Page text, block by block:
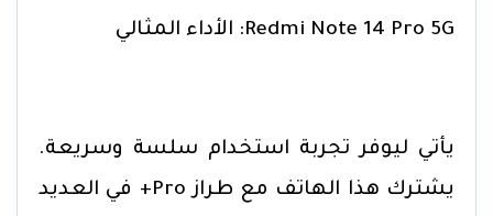
Redmi Note 14 Pro 5G: الأداء المثالي
يأتي ليوفر تجربة استخدام سلسة وسريعة.
يشترك هذا الهاتف مع طراز Pro+ في العديد